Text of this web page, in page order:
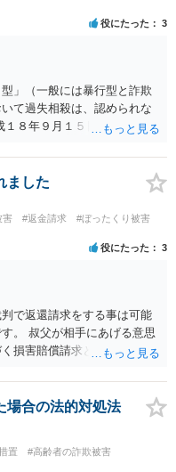
役にたった 3
」（一般には暴行型と詐欺
て過失相殺は、認められな
８年９月１５日裁判例 裁判
士の損害の公平な分担調整
為の場合にはなじまないも
のであり、根本的に被害者
を欠く上、取引的不法行為
落ち度或いは弱み、不意、
等に対して向けられ、それ
害者の思惑どおりに落ち度
害者の過失と評価し、被害
落ち度等相当分を減額する
確保することができること
は、結果として、不法行為
ない限り、被害者の落ち度
ることは許されない。」と
年５月２３日裁判例 裁判所
する過失相殺の適用」につ
ました
害 #返金請求
#ぼったくり被害
役にたった 3
で返還請求をする事は可能
。 叔父が相手にあげる意思
損害賠償請求とか不当利得
場合の法的対処法
置
#高齢者の詐欺被害